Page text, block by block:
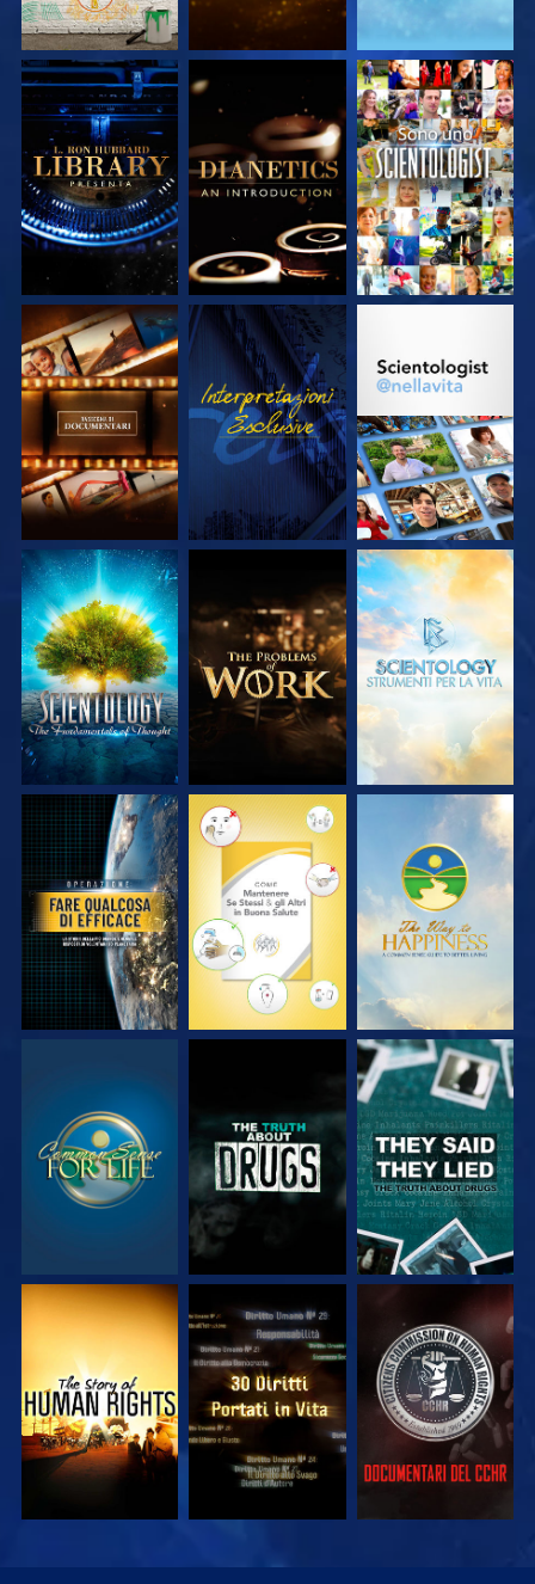
ESPLORA LE
SERIE
ESPLORA LE
SERIE
GUARDA
ESPLORA LE
SERIE
GUARDA
ESPLORA LE
ESPLORA LE
SERIE
ESPLORA LE
SERIE
ESPLORA LE
SERIE
GUARDA GUARDA GUARDA
GUARDA GUARDA GUARDA
GUARDA GUARDA GUARDA